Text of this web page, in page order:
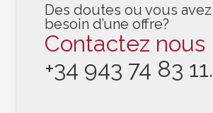
Des doutes ou vous avez
besoin d’une offre?
Contactez nous
+34 943 74 83 11.